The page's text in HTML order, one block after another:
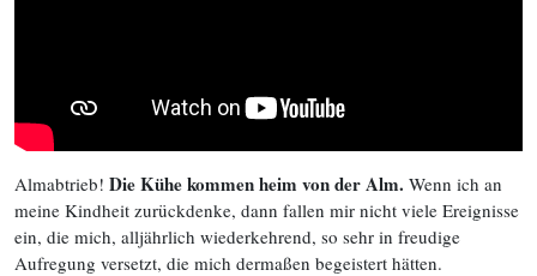
Almabtrieb! Die Kühe kommen heim von der Alm. Wenn ich an
meine Kindheit zurückdenke, dann fallen mir nicht viele Ereignisse
ein, die mich, alljährlich wiederkehrend, so sehr in freudige
Aufregung versetzt, die mich dermaßen begeistert hätten.